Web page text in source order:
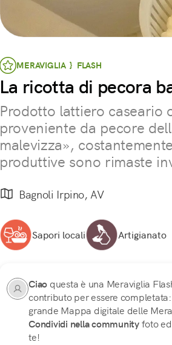
MERAVIGLIA } FLASH
La ricotta di pecora
Prodotto lattiero caseario
proveniente da pecore
malevizza»,
produttive sono rimaste
Bagnoli Irpino, AV
Sapori locali Artigianato
Ciao questa è una Meraviglia
contributo per essere
grande Mappa digitale delle
Condividi nella communityfoto ed
te!